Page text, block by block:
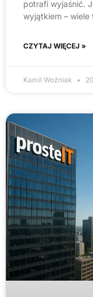
potrafi wyjaśnić.
wyjątkiem – wiele
CZYTAJ WIĘCEJ »
Kamil Woźniak